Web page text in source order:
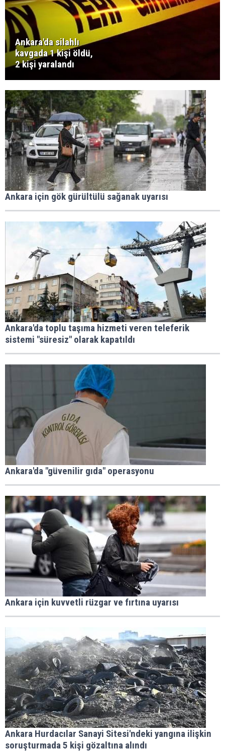
Ankara'da silahlı
kavgada 1 kişi öldü,
2 kişi yaralandı
Ankara için gök gürültülü sağanak uyarısı
Ankara'da toplu taşıma hizmeti veren teleferik
sistemi "süresiz" olarak kapatıldı
Ankara'da "güvenilir gıda" operasyonu
Ankara için kuvvetli rüzgar ve fırtına uyarısı
Ankara Hurdacılar Sanayi Sitesi'ndeki yangına ilişkin
soruşturmada 5 kişi gözaltına alındı